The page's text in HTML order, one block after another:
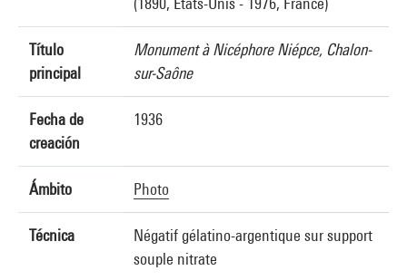
Título
principal
Monument à Nicéphore Niépce, Chalon-
sur-Saône
Fecha de
creación
1936
Ámbito Photo
Técnica
Négatif gélatino-argentique sur support
souple nitrate